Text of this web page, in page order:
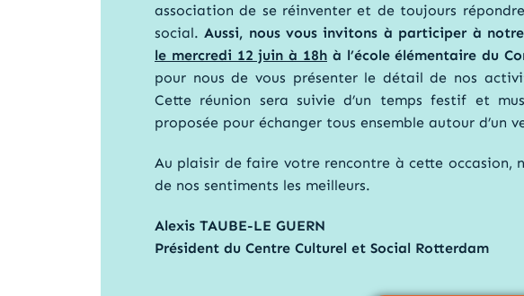
association de se réinventer et de toujours
social.Aussi, nous vous invitons à participer à
le mercredi 12 juin à 18h à l’école élémentaire du
pour nous de vous présenter le détail de nos
Cette réunion sera suivie d’un temps festif et
proposée pour échanger tous ensemble autour d’un
Au plaisir de faire votre rencontre à cette occasion,
de nos sentiments les meilleurs.
Alexis TAUBE-LE GUERN
Président du Centre Culturel et Social Rotterdam